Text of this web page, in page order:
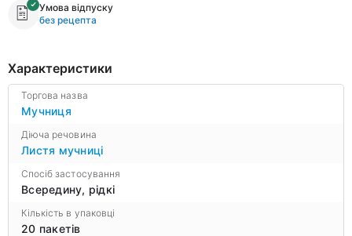
Умова відпуску
без рецепта
Характеристики
Торгова назва
Мучниця
Діюча речовина
Листя мучниці
Спосіб застосування
Всередину, рідкі
Кількість в упаковці
20 пакетів